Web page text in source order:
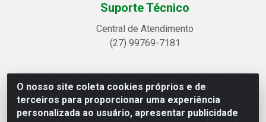
O nosso site coleta cookies próprios e de
terceiros para proporcionar uma experiência
personalizada ao usuário, apresentar publicidade
Suporte Técnico
Central de Atendimento
(27) 99769-7181
Linhavix Distribuidora LTDA - Avenida Alegre, 2521 -
Quadra314 Lote 05 e 07 - Shell, Linhares/ES - CEP
29.901-605 - CNPJ 20.857.514/0001-75